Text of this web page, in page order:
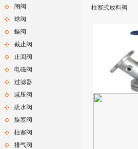
闸阀
球阀
蝶阀
截止阀
止回阀
电磁阀
过滤器
减压阀
疏水阀
旋塞阀
柱塞阀
排气阀
柱塞式放料阀